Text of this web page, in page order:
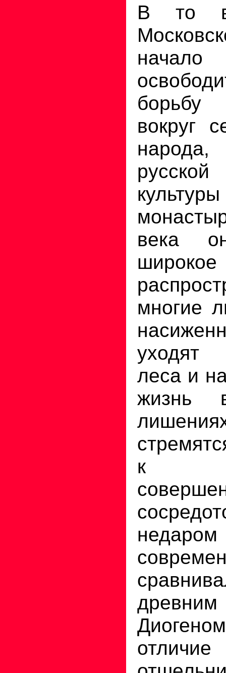
В то
начало
вокруг
народа,
века
широкое
многие
уходят
леса и
жизнь
к
отличие